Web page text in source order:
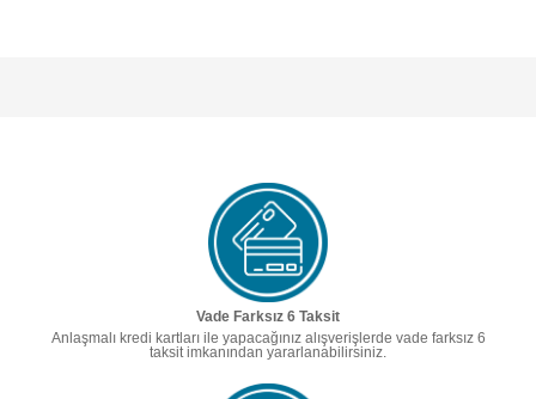
Vade Farksız 6 Taksit
Anlaşmalı kredi kartları ile yapacağınız alışverişlerde vade farksız 6
taksit imkanından yararlanabilirsiniz.